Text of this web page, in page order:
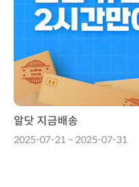
알닷 지금배송
2025-07-21 ~ 2025-07-31